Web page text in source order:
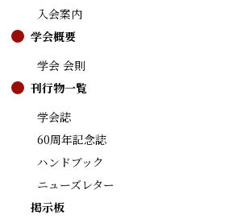
入会案内
学会概要
学会 会則
刊行物一覧
学会誌
60周年記念誌
ハンドブック
ニューズレター
掲示板